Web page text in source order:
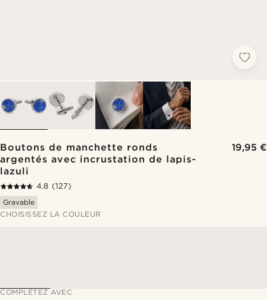
Boutons de manchette ronds
argentés avec incrustation de lapis-
lazuli
19,95 €
4.8 (127)
Gravable
CHOISISSEZ LA COULEUR
COMPLÉTEZ AVEC